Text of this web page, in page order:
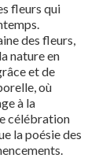
fleurs qui
des fleurs,
nature en
et de
où
à la
célébration
la poésie des